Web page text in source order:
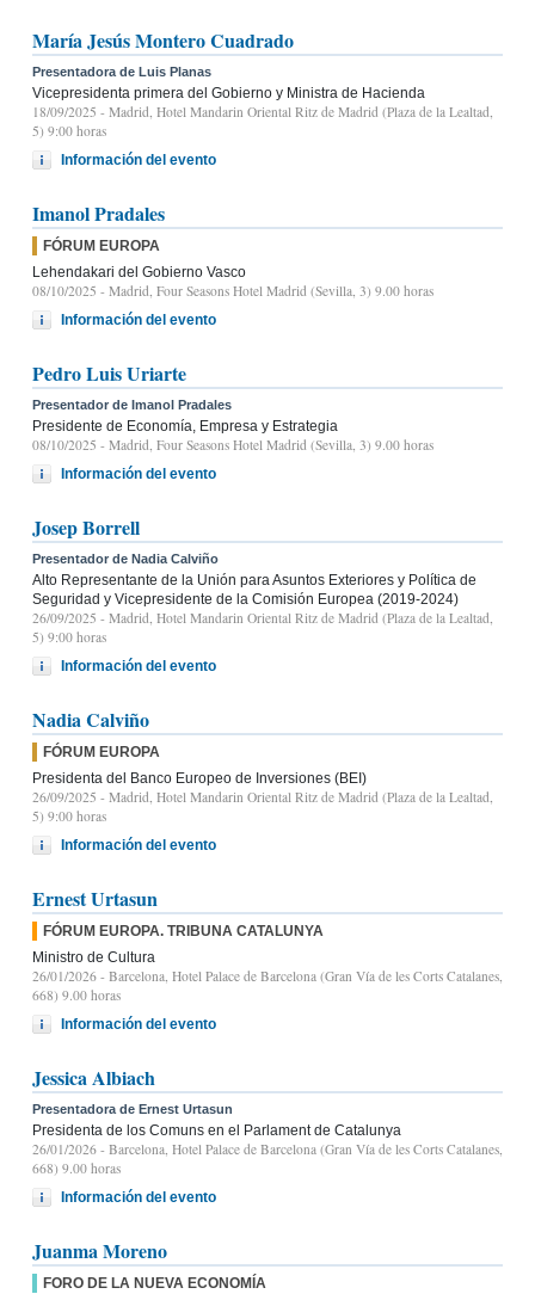
María Jesús Montero Cuadrado
Presentadora de Luis Planas
Vicepresidenta primera del Gobierno y Ministra de Hacienda
18/09/2025 - Madrid, Hotel Mandarin Oriental Ritz de Madrid (Plaza de la Lealtad,
5) 9:00 horas
Información del evento
Imanol Pradales
FÓRUM EUROPA
Lehendakari del Gobierno Vasco
08/10/2025 - Madrid, Four Seasons Hotel Madrid (Sevilla, 3) 9.00 horas
Información del evento
Pedro Luis Uriarte
Presentador de Imanol Pradales
Presidente de Economía, Empresa y Estrategia
08/10/2025 - Madrid, Four Seasons Hotel Madrid (Sevilla, 3) 9.00 horas
Información del evento
Josep Borrell
Presentador de Nadia Calviño
Alto Representante de la Unión para Asuntos Exteriores y Política de
Seguridad y Vicepresidente de la Comisión Europea (2019-2024)
26/09/2025 - Madrid, Hotel Mandarin Oriental Ritz de Madrid (Plaza de la Lealtad,
5) 9:00 horas
Información del evento
Nadia Calviño
FÓRUM EUROPA
Presidenta del Banco Europeo de Inversiones (BEI)
26/09/2025 - Madrid, Hotel Mandarin Oriental Ritz de Madrid (Plaza de la Lealtad,
5) 9:00 horas
Información del evento
Ernest Urtasun
FÓRUM EUROPA. TRIBUNA CATALUNYA
Ministro de Cultura
26/01/2026 - Barcelona, Hotel Palace de Barcelona (Gran Vía de les Corts Catalanes,
668) 9.00 horas
Información del evento
Jessica Albiach
Presentadora de Ernest Urtasun
Presidenta de los Comuns en el Parlament de Catalunya
26/01/2026 - Barcelona, Hotel Palace de Barcelona (Gran Vía de les Corts Catalanes,
668) 9.00 horas
Información del evento
Juanma Moreno
FORO DE LA NUEVA ECONOMÍA